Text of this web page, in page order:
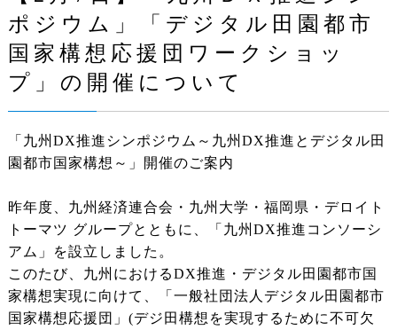
ポジウム」「デジタル田園都市
国家構想応援団ワークショッ
プ」の開催について
「九州DX推進シンポジウム～九州DX推進とデジタル田
園都市国家構想～」開催のご案内
昨年度、九州経済連合会・九州大学・福岡県・デロイト
トーマツ グループとともに、「九州DX推進コンソーシ
アム」を設立しました。
このたび、九州におけるDX推進・デジタル田園都市国
家構想実現に向けて、「一般社団法人デジタル田園都市
国家構想応援団」(デジ田構想を実現するために不可欠